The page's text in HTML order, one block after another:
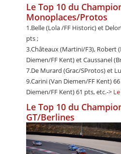
Le Top 10 du
Monoplaces/Protos
1.Belle (Lola /FF Historic) et
pts ;
3.Châteaux (Martini/F3), Robert
Diemen/FF Kent) et Caussanel
7.De Murard (Grac/SProtos) et
9.Carini (Van Diemen/FF Kent)
Diemen/FF Kent) 61 pts, etc.->
Le Top 10 du
GT/Berlines